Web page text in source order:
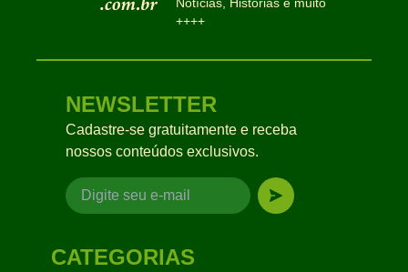
++++
NEWSLETTER
Cadastre-se gratuitamente e receba
nossos conteúdos exclusivos.
CATEGORIAS